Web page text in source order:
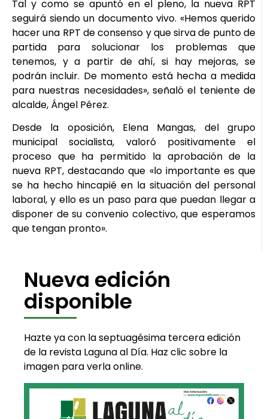
Tal y como se apuntó en el pleno, la nueva RPT
seguirá siendo un documento vivo. «Hemos querido
hacer una RPT de consenso y que sirva de punto de
partida para solucionar los problemas que
tenemos, y a partir de ahí, si hay mejoras, se
podrán incluir. De momento está hecha a medida
para nuestras necesidades», señaló el teniente de
alcalde, Ángel Pérez.
Desde la oposición, Elena Mangas, del grupo
municipal socialista, valoró positivamente el
proceso que ha permitido la aprobación de la
nueva RPT, destacando que «lo importante es que
se ha hecho hincapié en la situación del personal
laboral, y ello es un paso para que puedan llegar a
disponer de su convenio colectivo, que esperamos
que tengan pronto».
Nueva edición
disponible
Hazte ya con la septuagésima tercera edición
de la revista Laguna al Día. Haz clic sobre la
imagen para verla online.